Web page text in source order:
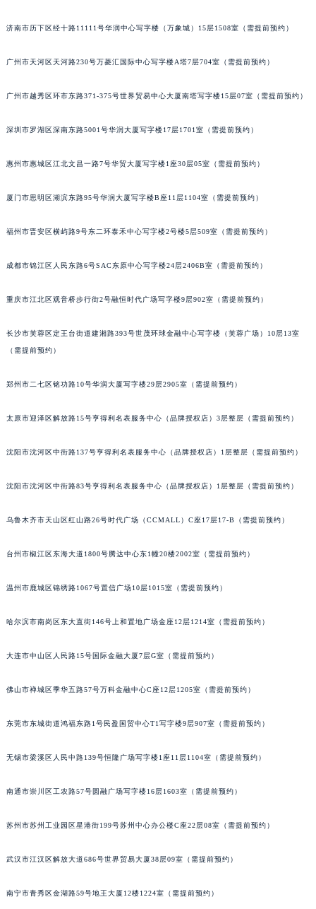
济南市历下区经十路11111号华润中心写字楼（万象城）15层1508室（需提前预约）
广州市天河区天河路230号万菱汇国际中心写字楼A塔7层704室（需提前预约）
广州市越秀区环市东路371-375号世界贸易中心大厦南塔写字楼15层07室（需提前预约）
深圳市罗湖区深南东路5001号华润大厦写字楼17层1701室（需提前预约）
惠州市惠城区江北文昌一路7号华贸大厦写字楼1座30层05室（需提前预约）
厦门市思明区湖滨东路95号华润大厦写字楼B座11层1104室（需提前预约）
福州市晋安区横屿路9号东二环泰禾中心写字楼2号楼5层509室（需提前预约）
成都市锦江区人民东路6号SAC东原中心写字楼24层2406B室（需提前预约）
重庆市江北区观音桥步行街2号融恒时代广场写字楼9层902室（需提前预约）
长沙市芙蓉区定王台街道建湘路393号世茂环球金融中心写字楼（芙蓉广场）10层13室
（需提前预约）
郑州市二七区铭功路10号华润大厦写字楼29层2905室（需提前预约）
太原市迎泽区解放路15号亨得利名表服务中心（品牌授权店）3层整层（需提前预约）
沈阳市沈河区中街路137号亨得利名表服务中心（品牌授权店）1层整层（需提前预约）
沈阳市沈河区中街路83号亨得利名表服务中心（品牌授权店）1层整层（需提前预约）
乌鲁木齐市天山区红山路26号时代广场（CCMALL）C座17层17-B（需提前预约）
台州市椒江区东海大道1800号腾达中心东1幢20楼2002室（需提前预约）
温州市鹿城区锦绣路1067号置信广场10层1015室（需提前预约）
哈尔滨市南岗区东大直街146号上和置地广场金座12层1214室（需提前预约）
大连市中山区人民路15号国际金融大厦7层G室（需提前预约）
佛山市禅城区季华五路57号万科金融中心C座12层1205室（需提前预约）
东莞市东城街道鸿福东路1号民盈国贸中心T1写字楼9层907室（需提前预约）
无锡市梁溪区人民中路139号恒隆广场写字楼1座11层1104室（需提前预约）
南通市崇川区工农路57号圆融广场写字楼16层1603室（需提前预约）
苏州市苏州工业园区星港街199号苏州中心办公楼C座22层08室（需提前预约）
武汉市江汉区解放大道686号世界贸易大厦38层09室（需提前预约）
南宁市青秀区金湖路59号地王大厦12楼1224室（需提前预约）